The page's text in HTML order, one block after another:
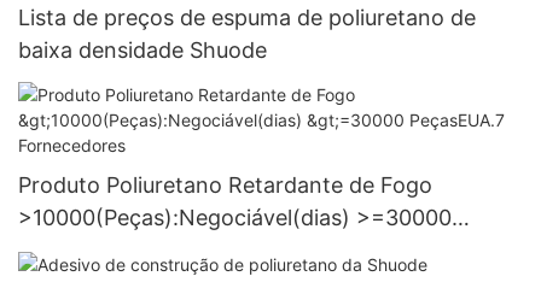
Lista de preços de espuma de poliuretano de
baixa densidade Shuode
Produto Poliuretano Retardante de Fogo
>10000(Peças):Negociável(dias) >=30000
PeçasEUA.7 Fornecedores